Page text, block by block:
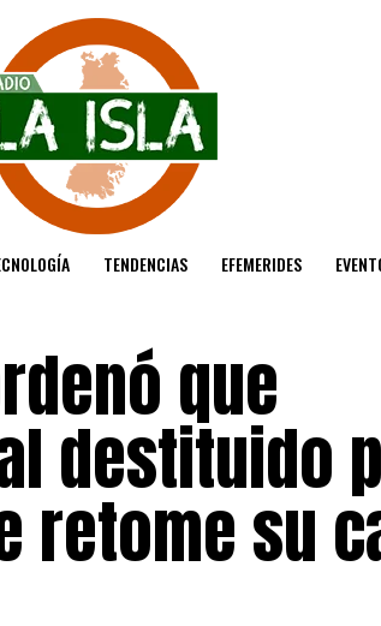
TENDENCIAS EFEMERIDES
que
destituido
retome su